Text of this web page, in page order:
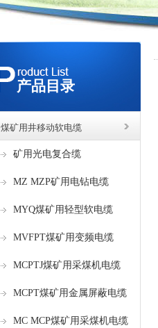
产品目录
煤矿用井移动软电缆
矿用光电复合缆
MZ MZP矿用电钻电缆
MYQ煤矿用轻型软电缆
MVFPT煤矿用变频电缆
MCPTJ煤矿用采煤机电缆
MCPT煤矿用金属屏蔽电缆
MC MCP煤矿用采煤机电缆